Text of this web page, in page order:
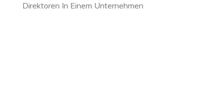
Direktoren In Einem Unternehmen